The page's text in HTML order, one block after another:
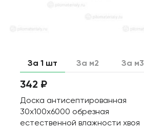
За 1 шт За м2 За м3
342 ₽
Доска антисептированная
30х100х6000 обрезная
естественной влажности хвоя